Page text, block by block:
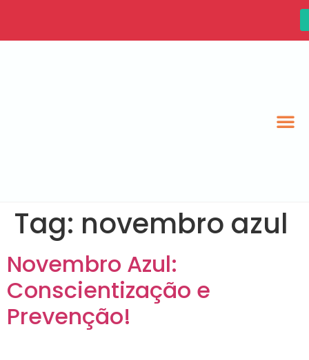
Tag: novembro azul
Novembro Azul:
Conscientização e
Prevenção!